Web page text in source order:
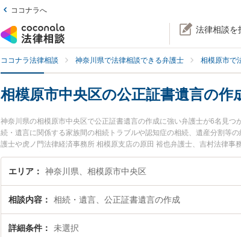
ココナラへ
法律相談を
ココナラ法律相談 神奈川県で法律相談できる弁護士 相模原市で
相模原市中央区の公正証書遺言の作
神奈川県の相模原市中央区で公正証書遺言の作成に強い弁護士が6名見
続・遺言に関係する家族間の相続トラブルや認知症の相続、遺産分割等
護士や虎ノ門法律経済事務所 相模原支店の原田 裕也弁護士、吉村法律
区で土日や夜間に発生した公正証書遺言の作成のトラブルを今すぐに弁
相談無料で公正証書遺言の作成を法律相談できる相模原市中央区内の弁
エリア 神奈川県、相模原市中央区
相談内容 相続・遺言、公正証書遺言の作成
詳細条件 未選択